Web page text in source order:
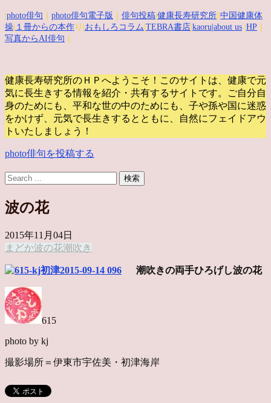
photo俳句 photo俳句電子版 俳句投稿 健康長寿研究所 中国健康体
操 １冊からの本作 り| おもしろコラム TEBRA書店 kaoru |about us HP
写真からAI俳句
健康長寿研究所のＨＰへようこそ！このサイトは、健康で元
気に長生きする情報を紹介・共有するサイトです。
ご自分自
身のためにも、平和な世の中のためにも、子や孫や国に迷惑
をかけず、元気で長生きするとともに、自然にフェイドアウ
トいたしましょう！
photo俳句を投稿する
波の花
2015年11月04日
まどか波の花潮吹き
潮吹きの両手ひろげし波の花
615
photo by kj
撮影場所＝伊東市宇佐美・初津海岸